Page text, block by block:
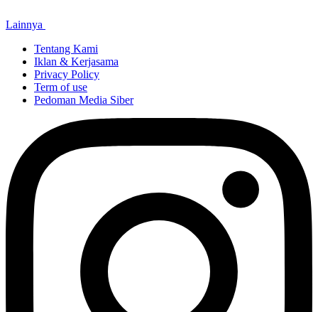
Lainnya
Tentang Kami
Iklan & Kerjasama
Privacy Policy
Term of use
Pedoman Media Siber